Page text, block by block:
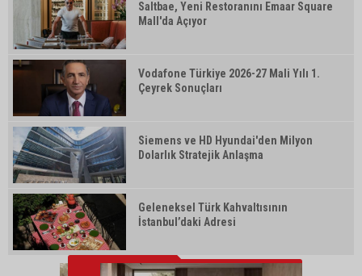
Saltbae, Yeni Restoranını Emaar Square
Mall'da Açıyor
Vodafone Türkiye 2026-27 Mali Yılı 1.
Çeyrek Sonuçları
Siemens ve HD Hyundai'den Milyon
Dolarlık Stratejik Anlaşma
Geleneksel Türk Kahvaltısının
İstanbul’daki Adresi